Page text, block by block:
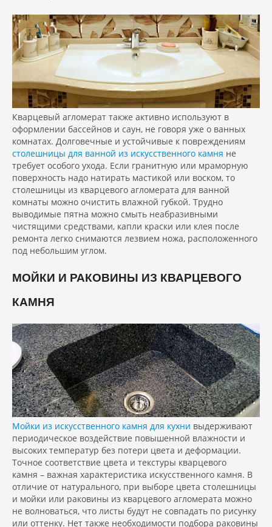
Кварцевый агломерат также активно используют в
оформлении бассейнов и саун, не говоря уже о ванных
комнатах. Долговечные и устойчивые к повреждениям
столешницы для ванной из искусственного камня не
требует особого ухода. Если гранитную или мраморную
поверхность надо натирать мастикой или воском, то
столешницы из кварцевого агломерата для ванной
комнаты можно очистить влажной губкой. Трудно
выводимые пятна можно смыть неабразивными
чистящими средствами, капли краски или клея после
ремонта легко снимаются лезвием ножа, расположенного
под небольшим углом.
МОЙКИ И РАКОВИНЫ ИЗ КВАРЦЕВОГО
КАМНЯ
Мойки из искусственного камня для кухни выдерживают
периодическое воздействие повышенной влажности и
высоких температур без потери цвета и деформации.
Точное соответствие цвета и текстуры кварцевого
камня – важная характеристика искусственного камня. В
отличие от натурального, при выборе цвета столешницы
и мойки или раковины из кварцевого агломерата можно
не волноваться, что листы будут не совпадать по рисунку
или оттенку. Нет также необходимости подбора раковины